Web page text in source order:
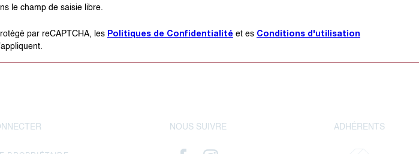
le champ de saisie libre.
par reCAPTCHA, les Politiques de Confidentialité et es Conditions d'utilisation
NOUS SUIVRE ADHÉRENTS